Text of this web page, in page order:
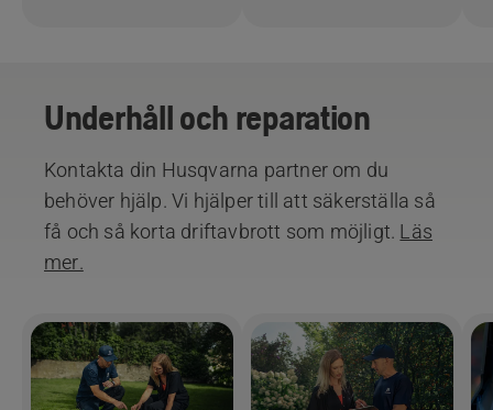
Underhåll och reparation
Kontakta din Husqvarna partner om du
behöver hjälp. Vi hjälper till att säkerställa så
få och så korta driftavbrott som möjligt. Läs
mer.